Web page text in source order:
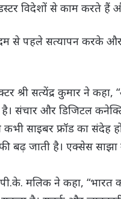
विदेशों से काम करते हैं
से पहले सत्यापन करके और
श्री सत्येंद्र कुमार ने
संचार और डिजिटल
साइबर फ्रॉड का संदेह
बढ़ जाती है। एक्सेस
मलिक ने कहा, “भारत